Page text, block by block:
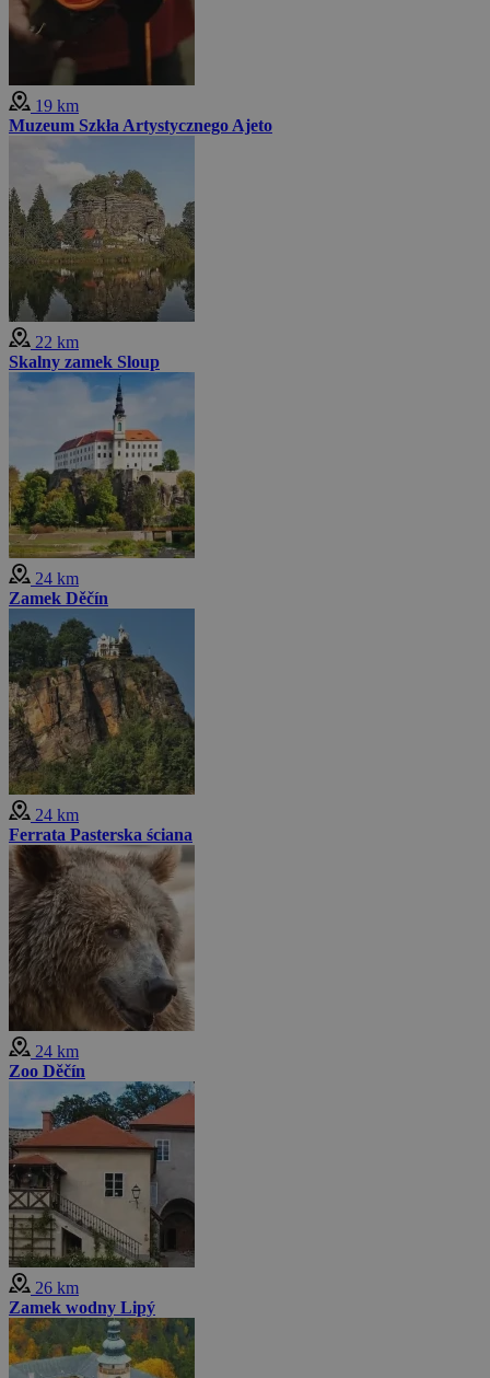
19 km
Muzeum Szkła Artystycznego Ajeto
22 km
Skalny zamek Sloup
24 km
Zamek Děčín
24 km
Ferrata Pasterska ściana
24 km
Zoo Děčín
26 km
Zamek wodny Lipý